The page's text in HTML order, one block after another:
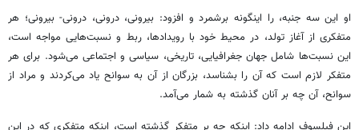
او این سه جنبه، را اینگونه برشمرد و افزود: بیرونی، درونی، درونی- بیرونی؛ هر
متفکری از آغاز تولد، در محیط خود با رویدادها، ربط و نسبت‌هایی مواجه است،
این نسبت‌ها شامل جهان جغرافیایی، تاریخی، سیاسی و اجتماعی می‌شود. برای هر
متفکر لازم است که آن را بشناسد، بزرگان از آن به سوانح یاد می‌کردند و مراد از
سوانح، آن چه بر آنان گذشته به شمار می‌آمد.